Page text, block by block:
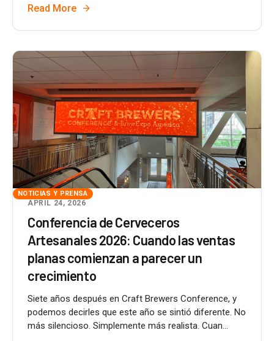
Read More
NOTICIAS Y PRENSA
APRIL 24, 2026
Conferencia de Cerveceros
Artesanales 2026: Cuando las ventas
planas comienzan a parecer un
crecimiento
Siete años después en Craft Brewers Conference, y
podemos decirles que este año se sintió diferente. No
más silencioso. Simplemente más realista. Cuan...